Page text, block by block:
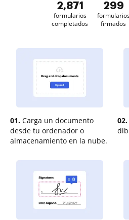
2,871
formularios
completados
299
firmados
01. Carga un documento
desde tu ordenador o
almacenamiento en la nube.
02.